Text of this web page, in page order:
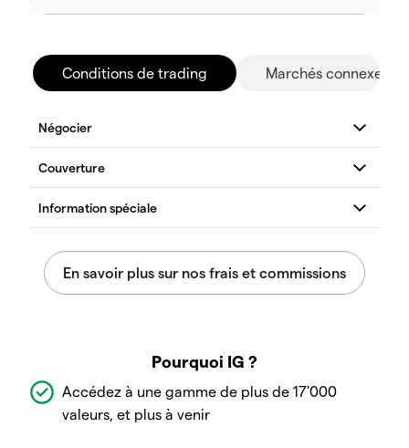
Conditions de trading Marchés connexes
Pourquoi IG ?
Accédez à une gamme de plus de 17'000
valeurs, et plus à venir